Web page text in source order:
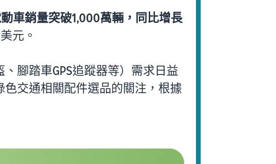
車銷量突破1,000萬輛，同比增長
元。
腳踏車GPS追蹤器等）需求日益
色交通相關配件選品的關注，根據